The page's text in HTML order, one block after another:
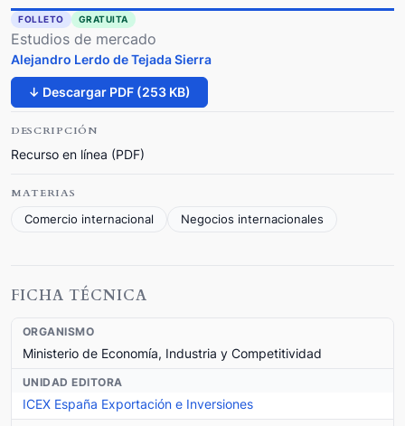
FOLLETO GRATUITA
Estudios de mercado
Alejandro Lerdo de Tejada Sierra
↓ Descargar PDF (253 KB)
DESCRIPCIÓN
Recurso en línea (PDF)
MATERIAS
Comercio internacional
Negocios internacionales
FICHA TÉCNICA
ORGANISMO
Ministerio de Economía, Industria y Competitividad
UNIDAD EDITORA
ICEX España Exportación e Inversiones